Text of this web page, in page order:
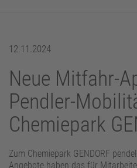
Startups
Nachbarn
Kontakt
Newsroom
Bildungsakademie
12.11.2024
Neue Mitfahr-
Pendler-
Chemiepark
Zum Chemiepark GENDORF
Angebote haben das für